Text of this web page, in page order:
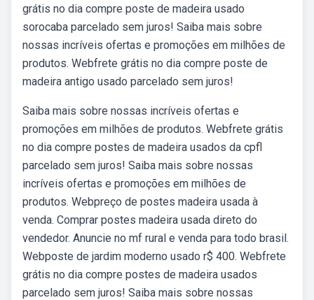
grátis no dia compre poste de madeira usado
sorocaba parcelado sem juros! Saiba mais sobre
nossas incríveis ofertas e promoções em milhões de
produtos. Webfrete grátis no dia compre poste de
madeira antigo usado parcelado sem juros!
Saiba mais sobre nossas incríveis ofertas e
promoções em milhões de produtos. Webfrete grátis
no dia compre postes de madeira usados da cpfl
parcelado sem juros! Saiba mais sobre nossas
incríveis ofertas e promoções em milhões de
produtos. Webpreço de postes madeira usada à
venda. Comprar postes madeira usada direto do
vendedor. Anuncie no mf rural e venda para todo brasil.
Webposte de jardim moderno usado r$ 400. Webfrete
grátis no dia compre postes de madeira usados
parcelado sem juros! Saiba mais sobre nossas